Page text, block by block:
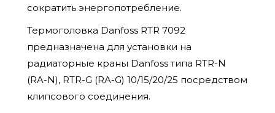
сократить энергопотребление.
Термоголовка Danfoss RTR 7092
предназначена для установки на
радиаторные краны Danfoss типа RTR-N
(RA-N), RTR-G (RA-G) 10/15/20/25 посредством
клипсового соединения.